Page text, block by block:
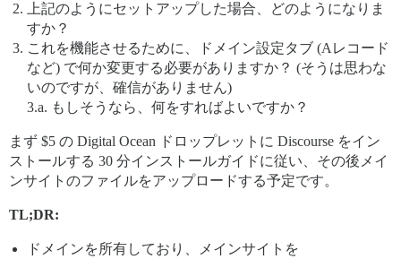
上記のようにセットアップした場合、どのようになりま
すか？
これを機能させるために、ドメイン設定タブ (Aレコード
など) で何か変更する必要がありますか？ (そうは思わな
いのですが、確信がありません)
3.a. もしそうなら、何をすればよいですか？
まず $5 の Digital Ocean ドロップレットに Discourse をイン
ストールする 30 分インストールガイドに従い、その後メイ
ンサイトのファイルをアップロードする予定です。
TL;DR:
ドメインを所有しており、メインサイトを